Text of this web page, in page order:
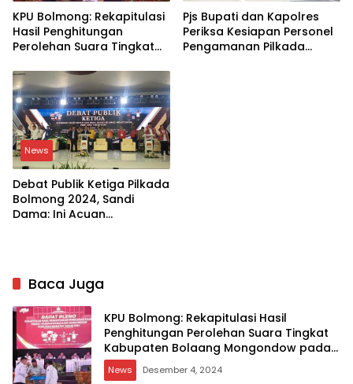
KPU Bolmong: Rekapitulasi
Hasil Penghitungan
Perolehan Suara Tingkat
Mongondow pada
Pemilihan 2024
Pjs Bupati dan Kapolres
Periksa Kesiapan Personel
Pengamanan Pilkada
News
Debat Publik Ketiga Pilkada
Bolmong 2024, Sandi
Dama: Ini Acuan
Baca Juga
KPU Bolmong: Rekapitulasi Hasil
Penghitungan Perolehan Suara Tingkat
Kabupaten Bolaang Mongondow pada
Pemilihan 2024
News Desember 4, 2024